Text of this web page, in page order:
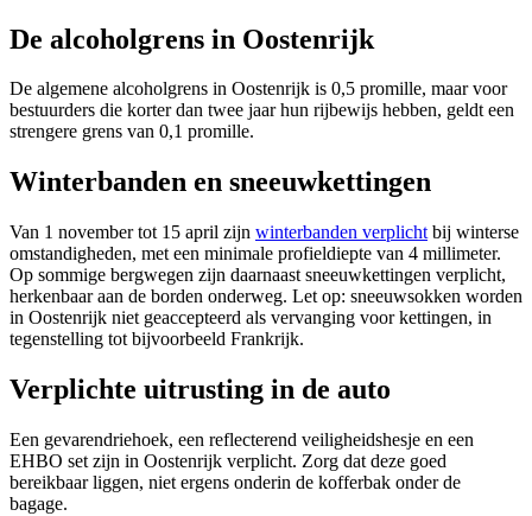
De alcoholgrens in Oostenrijk
De algemene alcoholgrens in Oostenrijk is 0,5 promille, maar voor
bestuurders die korter dan twee jaar hun rijbewijs hebben, geldt een
strengere grens van 0,1 promille.
Winterbanden en sneeuwkettingen
Van 1 november tot 15 april zijn winterbanden verplicht bij winterse
omstandigheden, met een minimale profieldiepte van 4 millimeter.
Op sommige bergwegen zijn daarnaast sneeuwkettingen verplicht,
herkenbaar aan de borden onderweg. Let op: sneeuwsokken worden
in Oostenrijk niet geaccepteerd als vervanging voor kettingen, in
tegenstelling tot bijvoorbeeld Frankrijk.
Verplichte uitrusting in de auto
Een gevarendriehoek, een reflecterend veiligheidshesje en een
EHBO set zijn in Oostenrijk verplicht. Zorg dat deze goed
bereikbaar liggen, niet ergens onderin de kofferbak onder de
bagage.